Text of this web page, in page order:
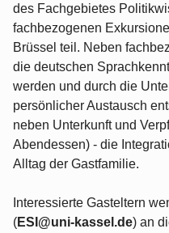
des Fachgebietes
fachbezogenen
Brüssel teil. Neben
die deutschen
werden und durch die
persönlicher Austausch
neben Unterkunft und
Abendessen) - die
Alltag der Gastfamilie.
Interessierte Gasteltern
(ESI@uni-kassel.de) an